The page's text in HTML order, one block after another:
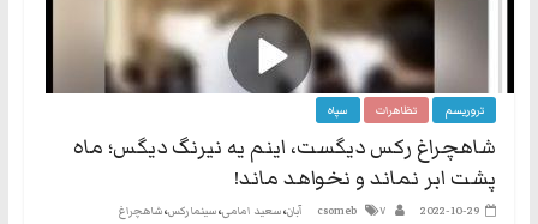
تروریسم تظاهرات سپاه
شاهچراغ رکس دیگست، اینم یه نیرنگ دیگس؛ ماه
پشت ابر نماند و نخواهد ماند!
2022-10-29
csomeb ۷ آبان ،سعید امامی،سینما رکس،شاهچراغ